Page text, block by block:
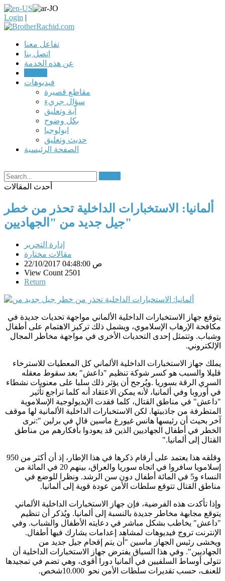
Login |
تفاعل معنا
اتصل بنا
عن هذه الخدمة
فيديوهات
مقاطع قصيرة
سؤال جريء
آية وتعليق
بكل وضوح
ابولوجيا
حديث وتعليق
الصفحة الرئيسية
أحدث المقالات
ألمانيا: الاستخبارات الداخلية تحذر من خطر
جيل جديد من "الجهاديين"
إدارة التحرير
مقالات مختارة
22/10/2017 04:48:00 ص
View Count 2501
Return
يتوقع جهاز الاستخبارات الداخلية الألماني مواجهة تحديات جديدة في
مكافحة الإرهاب الإسلاموي، ويشمل ذلك تركيز الاهتمام على أطفال
وشباب. وتتمثل إحدى التحديات الأخرى في مواجهة مخاطر المجال
الإلكتروني.
يملك جهاز الاستخبارات الداخلية الألماني كل المعطيات للاسترخاء
قليلا والسبب هو كسر شوكة تنظيم "داعش" بعد سقوط معقله
السري الرقة بسوريا .ويُرجح أن يؤثر ذلك سلبا على معنويات نشطاء
في أوروبا وفي ألمانيا، لأنه يمكن الاعتقاد أنه كلما تراجع تأثير
"داعش" في مناطق القتال، كلما فقدت الإيديولوجية الإسلاموية
المتطرفة من جاذبيتها. لكن الاستخبارات الداخلية الألمانية لها موقف
آخر بحيث أن رئيسها هانس غيورغ ماسين قال في برلين :"نرى
الخطر في أطفال الجهاديين الذين قد يعودوا بأفكارهم من مناطق
القتال إلى ألمانيا".
وقلقه هذا يعتمد على أرقام ذكرها في هذا الإطار، إذ أن أكثر من 950
إسلامويا سافروا في اتجاه سوريا والعراق، بينهم 20 في المائة من
النساء و5 في المائة أطفال دون سن الرشد. ونظرا للوضع في
مناطق القتال تتوقع سلطات الأمن عودة قوية إلى ألمانيا.
وإذا تأكدت هذه الفرضية، فإن جهاز الاستخبارات الداخلية الألماني
يتوقع مجابهة مخاطر جديدة بالنسبة إلى ألمانيا. ويُذكر أن تنظيم
"داعش" يخاطب بشكل مباشر في دعايته الأطفال والشباب. وفي
الإنترنت تروج فيديوهات لمشاهد إعدامات يشارك فيها أطفال.
ويخشى رئيس الجهاز ماسين "أن يتم إقحام جيل جديد من
الجهاديين". وفي هذا السياق يفترض جهاز الاستخبارات الداخلية أن
تتولى أوساط السلفيين في ألمانيا دورا أقوى، وهي تضم في تمجيدها
للعنف، حسب تقديرات سلطات الأمن نحو 10.000شخص.